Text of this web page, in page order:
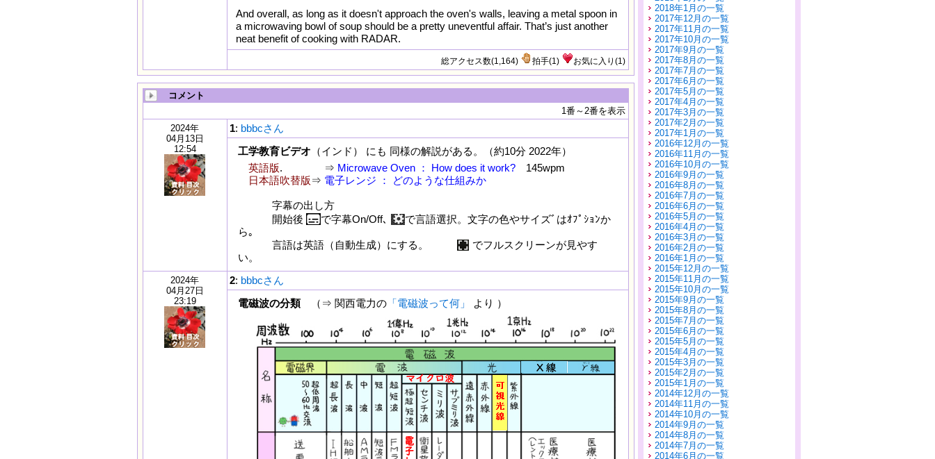
And overall, as long as it doesn't approach the oven's walls, leaving a metal spoon in
a microwaving bowl of soup should be a pretty uneventful affair. That’s just another
neat benefit of cooking with RADAR.
総アクセス数(1,164) 拍手(1) お気に入り (1)
コメント
1番～2番を表示
2024年
04月13日
12:54
1: bbbcさん
工学教育ビデオ （インド） にも 同様の解説がある。（約10分 2022年）
英語版. ⇒ Microwave Oven ： How does it work?145wpm
日本語吹替版⇒ 電子レンジ ： どのような仕組みか
字幕の出し方
開始後
で字幕On/Off､
で言語選択。文字の色やサイズﾞはｵﾌﾟｼｮﾝか
ら｡
言語は英語（自動生成）にする。
でフルスクリーンが見やす
い。
2024年
04月27日
23:19
2: bbbcさん
電磁波の分類（⇒ 関西電力の「電磁波って何」 より ）
2018年1月の一覧
2017年12月の一覧
2017年11月の一覧
2017年10月の一覧
2017年9月の一覧
2017年8月の一覧
2017年7月の一覧
2017年6月の一覧
2017年5月の一覧
2017年4月の一覧
2017年3月の一覧
2017年2月の一覧
2017年1月の一覧
2016年12月の一覧
2016年11月の一覧
2016年10月の一覧
2016年9月の一覧
2016年8月の一覧
2016年7月の一覧
2016年6月の一覧
2016年5月の一覧
2016年4月の一覧
2016年3月の一覧
2016年2月の一覧
2016年1月の一覧
2015年12月の一覧
2015年11月の一覧
2015年10月の一覧
2015年9月の一覧
2015年8月の一覧
2015年7月の一覧
2015年6月の一覧
2015年5月の一覧
2015年4月の一覧
2015年3月の一覧
2015年2月の一覧
2015年1月の一覧
2014年12月の一覧
2014年11月の一覧
2014年10月の一覧
2014年9月の一覧
2014年8月の一覧
2014年7月の一覧
2014年6月の一覧